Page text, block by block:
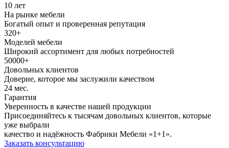
10 лет
На рынке мебели
Богатый опыт и проверенная репутация
320+
Моделей мебели
Широкий ассортимент для любых потребностей
50000+
Довольных клиентов
Доверие, которое мы заслужили качеством
24 мес.
Гарантия
Уверенность в качестве нашей продукции
Присоединяйтесь к тысячам довольных клиентов, которые
уже выбрали
качество и надёжность Фабрики Мебели «1+1».
Заказать консультацию